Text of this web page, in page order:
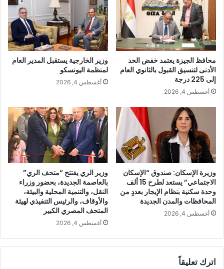
محافظ الجيزة يعتمد خفض الحد
الأدنى لتنسيق القبول بالثانوي العام
إلى 225 درجة
أغسطس 4, 2026
وزير الخارجية يستقبل المدير العام
لمنظمة اليونسكو
أغسطس 4, 2026
وزيرة الإسكان: صندوق “الإسكان
الاجتماعي” يستعد لطرح 15 ألف
وحدة سكنية بنظام الإيجار بعددٍ من
المحافظات والمدن الجديدة
أغسطس 4, 2026
وزير الري يفتتح “متحف الري”
بالعاصمة الجديدة، بحضور وزراء
النقل، والتنمية المحلية والبيئة،
والأوقاف، والرئيس التنفيذي لهيئة
المتحف المصري الكبير
أغسطس 4, 2026
اترك تعليقاً